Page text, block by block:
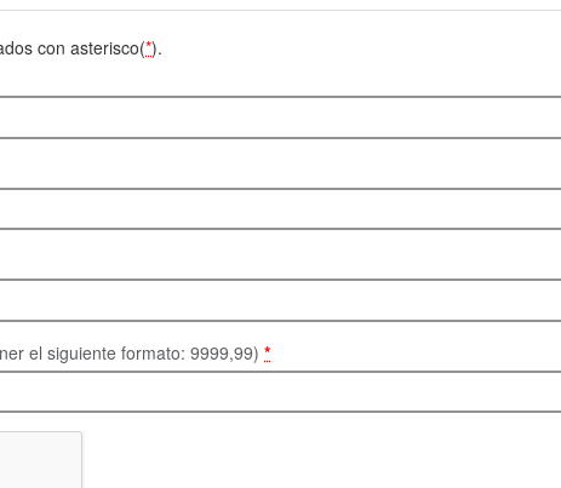
con asterisco(*).
el siguiente formato: 9999,99) *